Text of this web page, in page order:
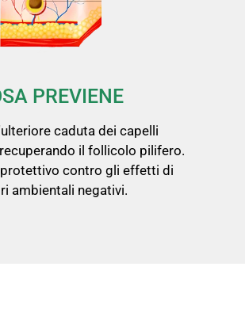
PREVIENE
caduta dei capelli
il follicolo pilifero.
protettivo contro gli effetti di
ambientali negativi.